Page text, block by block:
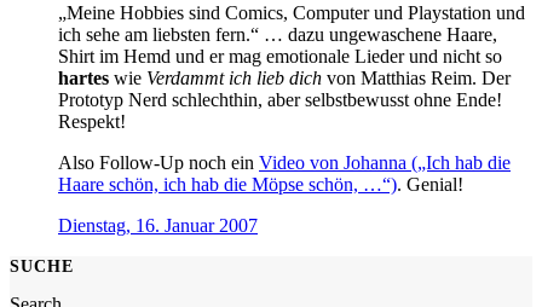
„Meine Hobbies sind Comics, Computer und Playstation und
ich sehe am liebsten fern.“ … dazu ungewaschene Haare,
Shirt im Hemd und er mag emotionale Lieder und nicht so
hartes wie Verdammt ich lieb dich von Matthias Reim. Der
Prototyp Nerd schlechthin, aber selbstbewusst ohne Ende!
Respekt!
Also Follow-Up noch ein Video von Johanna („Ich hab die
Haare schön, ich hab die Möpse schön, …“). Genial!
Dienstag, 16. Januar 2007
SUCHE